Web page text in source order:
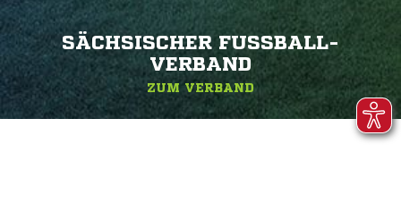
SÄCHSISCHER FUSSBALL-V
ERBAND
ZUM VERBAND